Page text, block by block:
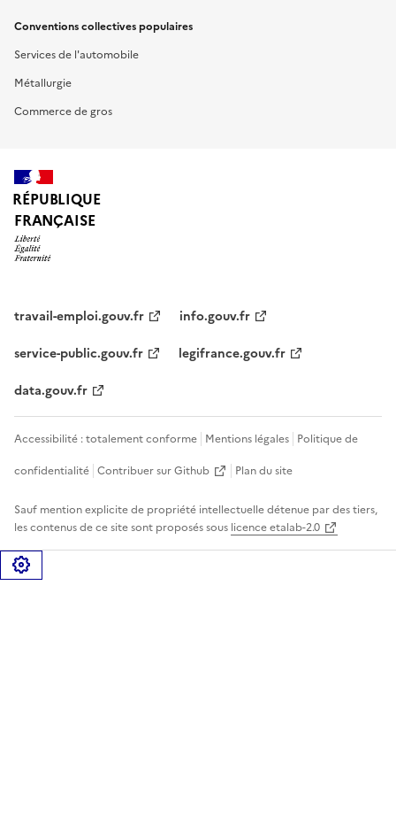
Conventions collectives populaires
Services de l'automobile
Métallurgie
Commerce de gros
RÉPUBLIQUE
FRANÇAISE
travail-emploi.gouv.fr
info.gouv.fr
service-public.gouv.fr
legifrance.gouv.fr
data.gouv.fr
Accessibilité : totalement conforme Mentions légales Politique de
confidentialité Contribuer sur Github Plan du site
Sauf mention explicite de propriété intellectuelle détenue par des tiers,
les contenus de ce site sont proposés sous licence etalab-2.0
Gérer les cookies